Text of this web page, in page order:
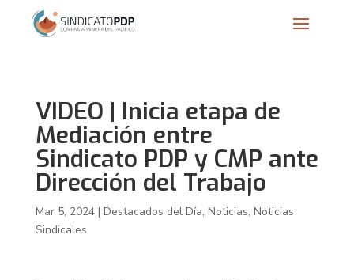
VIDEO | Inicia etapa de
Mediación entre
Sindicato PDP y CMP ante
Dirección del Trabajo
Mar 5, 2024| Destacados del Día, Noticias, Noticias
Sindicales